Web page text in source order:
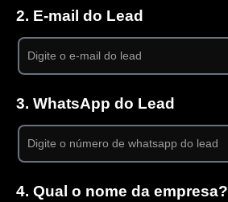
2. E-mail do Lead
3. WhatsApp do Lead
4. Qual o nome da empresa?